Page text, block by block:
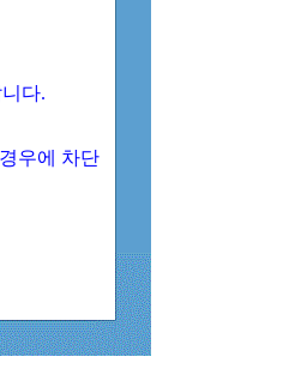
다.
우에 차단